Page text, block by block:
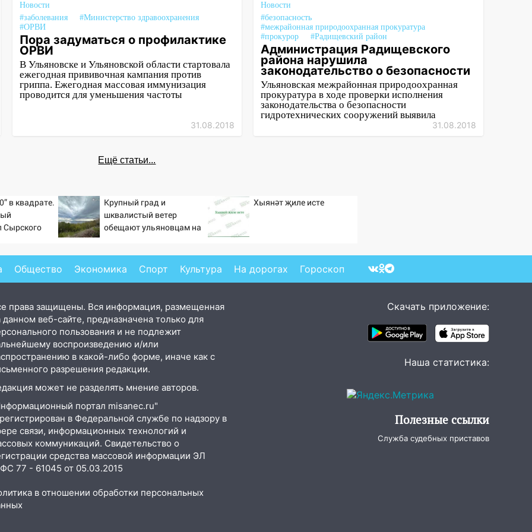
Новости
#заболевания
#Министерство здравоохранения
#ОРВИ
Пора задуматься о профилактике
ОРВИ
В Ульяновске и Ульяновской области стартовала
ежегодная прививочная кампания против
гриппа. Ежегодная массовая иммунизация
проводится для уменьшения частоты
31.08.2018
Новости
#безопасность
#межрайонная природоохранная прокуратура
#прокурор
#Радищевский район
Администрация Радищевского
района нарушила
законодательство о безопасности
Ульяновская межрайонная природоохранная
прокуратура в ходе проверки исполнения
законодательства о безопасности
гидротехнических сооружений выявила
31.08.2018
Ещё статьи...
в квадрате.
Сырского
Крупный град и
шквалистый ветер
обещают ульяновцам на
Хыянәт җиле исте
Общество Экономика Спорт Культура На дорогах Гороскоп
права защищены. Вся информация, размещенная
данном веб-сайте, предназначена только для
пользования и не подлежит
воспроизведению и/или
в какой-либо форме, иначе как с
разрешения редакции.
может не разделять мнение авторов.
портал misanec.ru"
в Федеральной службе по надзору в
связи, информационных технологий и
коммуникаций. Свидетельство о
средства массовой информации ЭЛ
77 - 61045 от 05.03.2015
в отношении обработки персональных
Скачать приложение:
Наша статистика:
Полезные ссылки
Служба судебных приставов